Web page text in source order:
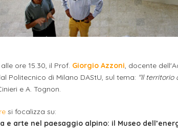
ore 15.30, il Prof. Giorgio Azzoni, docente
Politecnico di Milano DAStU, sul tema: "Il territorio
e A. Tognon.
si focalizza su:
e arte nel paesaggio alpino: il Museo